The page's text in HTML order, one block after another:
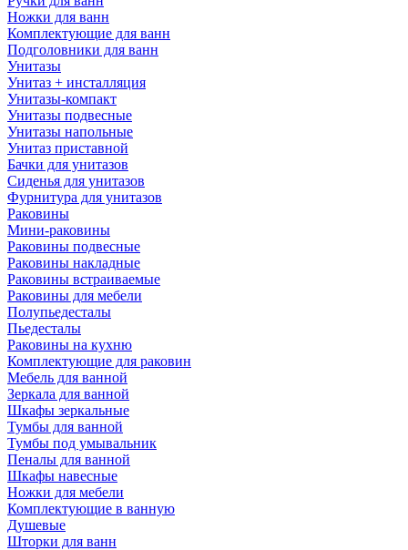
Ножки для ванн
Комплектующие для ванн
Подголовники для ванн
Унитазы
Унитаз + инсталляция
Унитазы-компакт
Унитазы подвесные
Унитазы напольные
Унитаз приставной
Бачки для унитазов
Сиденья для унитазов
Фурнитура для унитазов
Раковины
Мини-раковины
Раковины подвесные
Раковины накладные
Раковины встраиваемые
Раковины для мебели
Полупьедесталы
Пьедесталы
Раковины на кухню
Комплектующие для раковин
Мебель для ванной
Зеркала для ванной
Шкафы зеркальные
Тумбы для ванной
Тумбы под умывальник
Пеналы для ванной
Шкафы навесные
Ножки для мебели
Комплектующие в ванную
Душевые
Шторки для ванн